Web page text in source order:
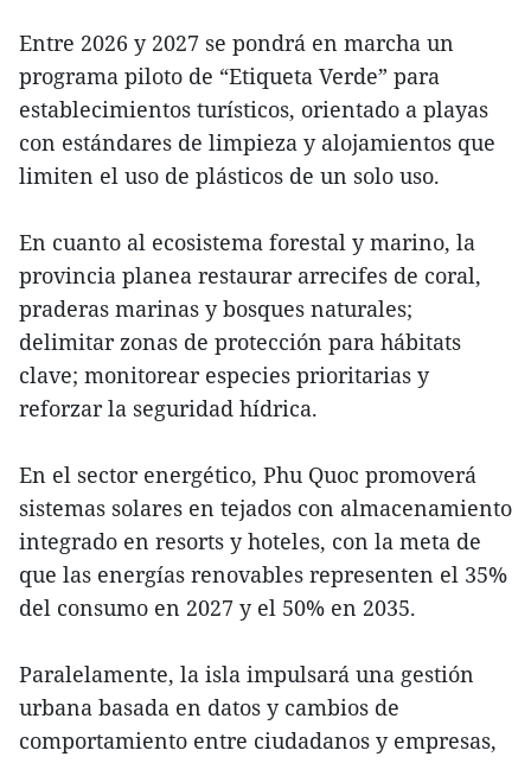
Entre 2026 y 2027 se pondrá en marcha un
programa piloto de “Etiqueta Verde” para
establecimientos turísticos, orientado a playas
con estándares de limpieza y alojamientos que
limiten el uso de plásticos de un solo uso.
En cuanto al ecosistema forestal y marino, la
provincia planea restaurar arrecifes de coral,
praderas marinas y bosques naturales;
delimitar zonas de protección para hábitats
clave; monitorear especies prioritarias y
reforzar la seguridad hídrica.
En el sector energético, Phu Quoc promoverá
sistemas solares en tejados con almacenamiento
integrado en resorts y hoteles, con la meta de
que las energías renovables representen el 35%
del consumo en 2027 y el 50% en 2035.
Paralelamente, la isla impulsará una gestión
urbana basada en datos y cambios de
comportamiento entre ciudadanos y empresas,